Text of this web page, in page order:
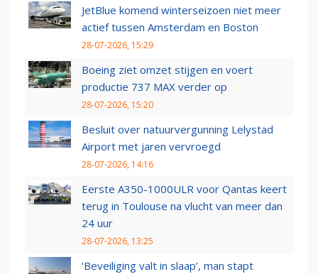
JetBlue komend winterseizoen niet meer
actief tussen Amsterdam en Boston
28-07-2026, 15:29
Boeing ziet omzet stijgen en voert
productie 737 MAX verder op
28-07-2026, 15:20
Besluit over natuurvergunning Lelystad
Airport met jaren vervroegd
28-07-2026, 14:16
Eerste A350-1000ULR voor Qantas keert
terug in Toulouse na vlucht van meer dan
24 uur
28-07-2026, 13:25
‘Beveiliging valt in slaap’, man stapt